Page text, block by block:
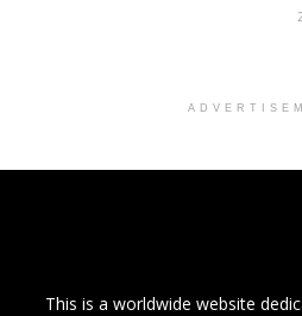
This is a worldwide website